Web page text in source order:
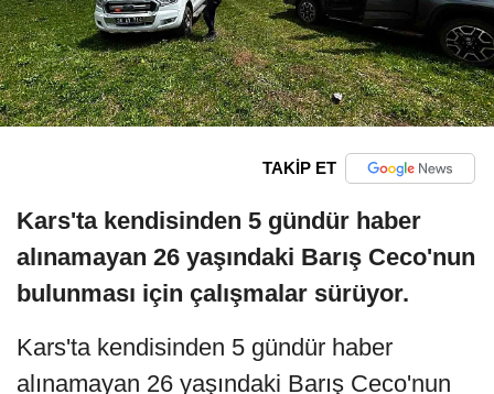
TAKİP ET
Kars'ta kendisinden 5 gündür haber
alınamayan 26 yaşındaki Barış Ceco'nun
bulunması için çalışmalar sürüyor.
Kars'ta kendisinden 5 gündür haber
alınamayan 26 yaşındaki Barış Ceco'nun